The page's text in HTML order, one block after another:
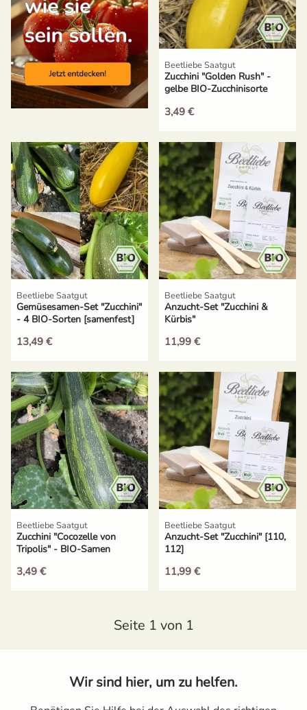
Beetliebe Saatgut
Zucchini "Golden Rush" -
gelbe BIO-Zucchinisorte
3,49 €
Beetliebe Saatgut
Gemüsesamen-Set "Zucchini"
- 4 BIO-Sorten [samenfest]
13,49 €
Beetliebe Saatgut
Anzucht-Set "Zucchini &
Kürbis"
11,99 €
Beetliebe Saatgut
Zucchini "Cocozelle von
Tripolis" - BIO-Samen
3,49 €
Beetliebe Saatgut
Anzucht-Set "Zucchini" [110,
112]
11,99 €
Seite 1 von 1
Wir sind hier, um zu helfen.
Russische Tomaten
Schwarze Tomaten
Tomaten für Tomatenhaus